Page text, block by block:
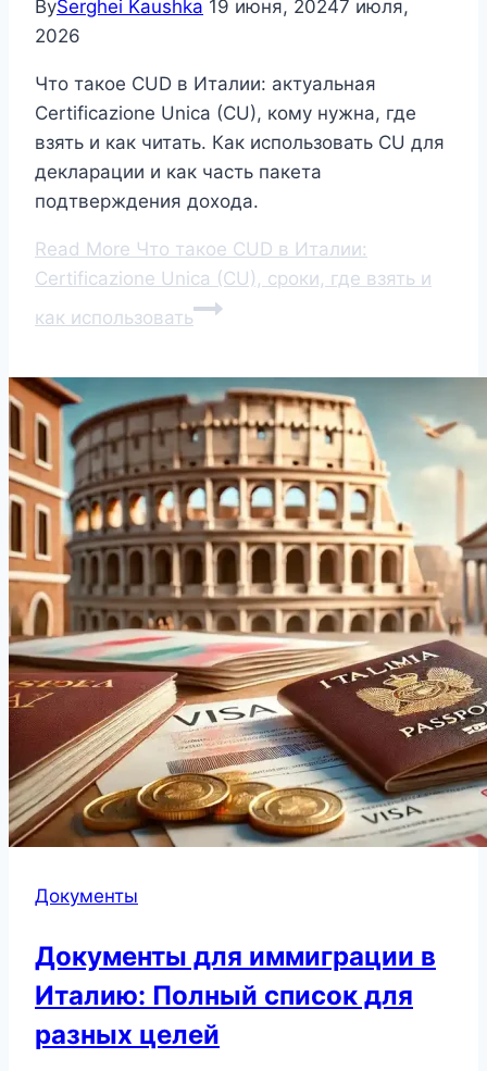
BySerghei Kaushka 19 июня, 20247 июля,
2026
Что такое CUD в Италии: актуальная
Certificazione Unica (CU), кому нужна, где
взять и как читать. Как использовать CU для
декларации и как часть пакета
подтверждения дохода.
Read More Что такое CUD в Италии:
Certificazione Unica (CU), сроки, где взять и
как использовать
Документы
Документы для иммиграции в
Италию: Полный список для
разных целей